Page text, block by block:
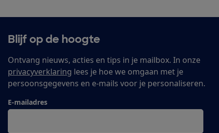
Blijf op de hoogte
Ontvang nieuws, acties en tips in je mailbox. In onze
privacyverklaring lees je hoe we omgaan met je
persoonsgegevens en e-mails voor je personaliseren.
E-mailadres